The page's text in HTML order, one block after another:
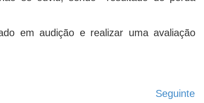
em audição e realizar uma avaliação
Seguinte